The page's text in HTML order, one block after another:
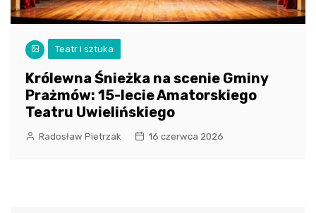
Teatr i sztuka
Królewna Śnieżka na scenie Gminy
Prażmów: 15-lecie Amatorskiego
Teatru Uwielińskiego
Radosław Pietrzak 16 czerwca 2026